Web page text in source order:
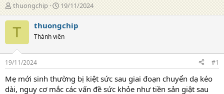
T
á
c
ả
thuongchip
N
g
à
y
đ
g
19/11/2024
T thuongchip
Thành viên
19/11/2024 #1
Mẹ mới sinh thường bị kiệt sức sau giai đoạn chuyển dạ kéo
dài, nguy cơ mắc các vấn đề sức khỏe như tiền sản giật sau